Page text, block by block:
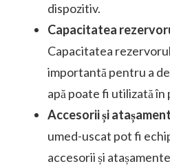
dispozitiv.
Capacitatea
Capacitatea
importantă pentru a
apă poate fi utilizată
Accesorii și
umed-uscat pot fi
accesorii și